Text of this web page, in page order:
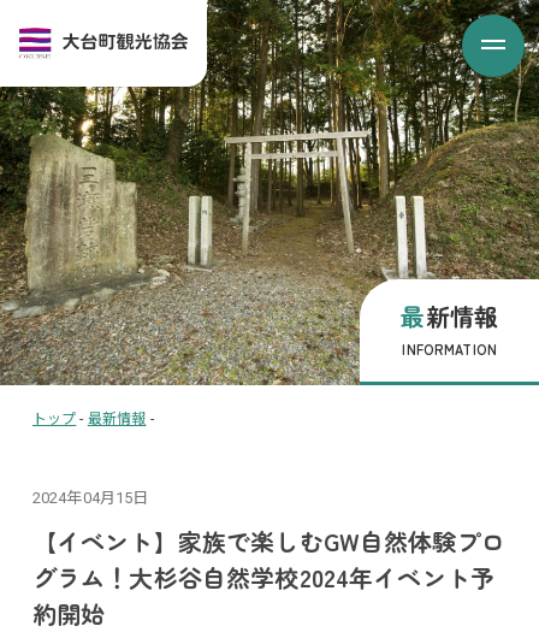
最新情報
INFORMATION
トップ - 最新情報 -
2024年04月15日
【イベント】家族で楽しむGW自然体験プロ
グラム！大杉谷自然学校2024年イベント予
約開始